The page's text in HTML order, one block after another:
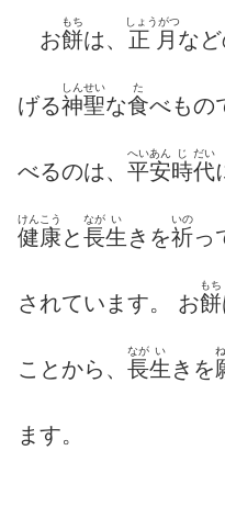
お餅
もち
は、 正月
しょうがつ
な
げる神聖
しんせい
な食
た
べもの
べるのは、 平安
へいあん
時
じ
代
だい
健康
けんこう
と長
なが
生
い
きを祈
いの
っ
されています。 お餅
もち
ことから、 長
なが
生
い
きを
ます。